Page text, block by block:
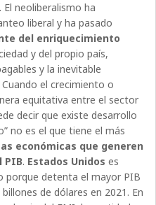
neoliberalismo ha
liberal y ha pasado
del enriquecimiento
y del propio país,
y la inevitable
el crecimiento o
equitativa entre el sector
decir que existe desarrollo
no es el que tiene el más
económicas que generen
PIB. Estados Unidos es
porque detenta el mayor PIB
de dólares en 2021. En